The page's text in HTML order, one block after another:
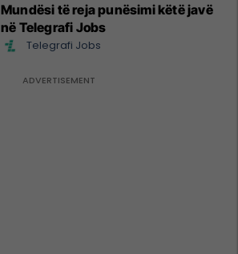
Mundësi të reja punësimi këtë javë
në Telegrafi Jobs
Telegrafi Jobs